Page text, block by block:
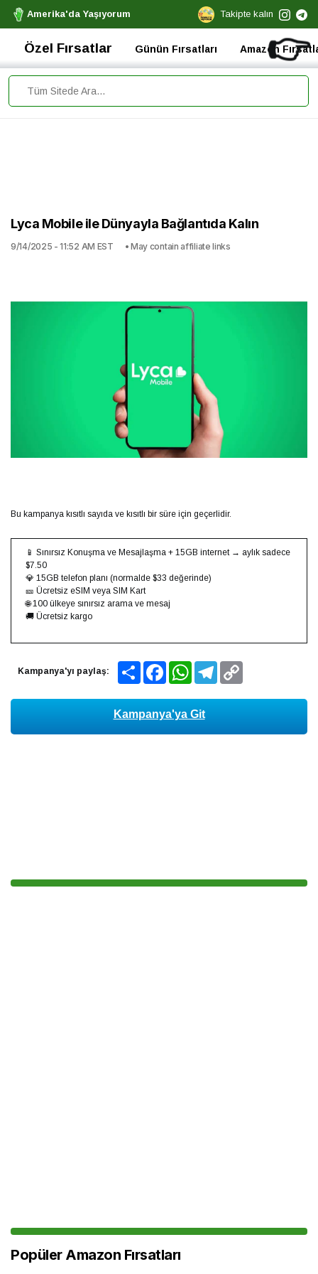
Amerika'da Yaşıyorum Takipte kalın
👉
Özel Fırsatlar Günün Fırsatları Amazon
Lyca Mobile ile Dünyayla Bağlantıda Kalın
9/14/2025 - 11:52 AM EST • May contain affiliate links
Bu kampanya kısıtlı sayıda ve kısıtlı bir süre için geçerlidir.
📱 Sınırsız Konuşma ve Mesajlaşma + 15GB internet → aylık sadece
$7.50
💎 15GB telefon planı (normalde $33 değerinde)
🎫 Ücretsiz eSIM veya SIM Kart
🌐 100 ülkeye sınırsız arama ve mesaj
🚚 Ücretsiz kargo
Kampanya'yı paylaş: Share FacebookWhatsAppTelegram
Kampanya'ya Git
Popüler Amazon Fırsatları